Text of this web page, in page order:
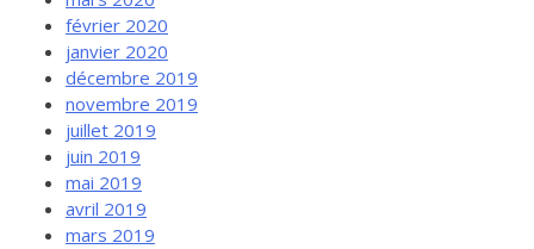
février 2020
janvier 2020
décembre 2019
novembre 2019
juillet 2019
juin 2019
mai 2019
avril 2019
mars 2019